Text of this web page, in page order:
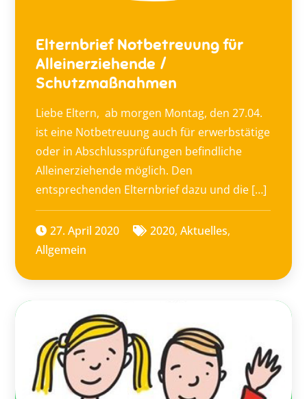
Elternbrief Notbetreuung für
Alleinerziehende /
Schutzmaßnahmen
Liebe Eltern, ab morgen Montag, den 27.04.
ist eine Notbetreuung auch für erwerbstätige
oder in Abschlussprüfungen befindliche
Alleinerziehende möglich. Den
entsprechenden Elternbrief dazu und die […]
27. April 2020 2020,Aktuelles,
Allgemein